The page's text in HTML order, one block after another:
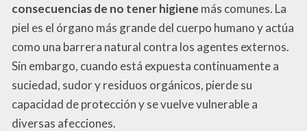
consecuencias de no tener higiene más comunes. La
piel es el órgano más grande del cuerpo humano y actúa
como una barrera natural contra los agentes externos.
Sin embargo, cuando está expuesta continuamente a
suciedad, sudor y residuos orgánicos, pierde su
capacidad de protección y se vuelve vulnerable a
diversas afecciones.